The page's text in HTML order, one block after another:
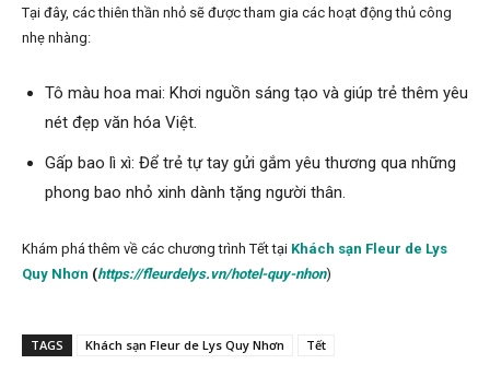
Tại đây, các thiên thần nhỏ sẽ được tham gia các hoạt động thủ công
nhẹ nhàng:
Tô màu hoa mai: Khơi nguồn sáng tạo và giúp trẻ thêm yêu
nét đẹp văn hóa Việt.
Gấp bao lì xì: Để trẻ tự tay gửi gắm yêu thương qua những
phong bao nhỏ xinh dành tặng người thân.
Khám phá thêm về các chương trình Tết tại Khách sạn Fleur de Lys
Quy Nhơn (https://fleurdelys.vn/hotel-quy-nhon)
TAGS Khách sạn Fleur de Lys Quy Nhơn Tết